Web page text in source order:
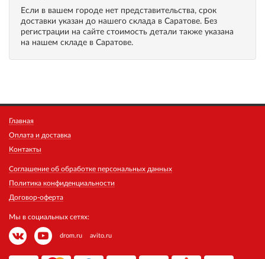
Если в вашем городе нет представительства, срок
доставки указан до нашего склада в Саратове. Без
регистрации на сайте стоимость детали также указана
на нашем складе в Саратове.
Главная
Оплата и доставка
Контакты
Соглашение об обработке персональных данных
Политика конфиденциальности
Договор-оферта
Мы в социальных сетях:
drom.ru avito.ru